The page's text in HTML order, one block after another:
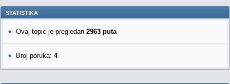
STATISTIKA
Ovaj topic je pregledan 2963 puta
Broj poruka: 4